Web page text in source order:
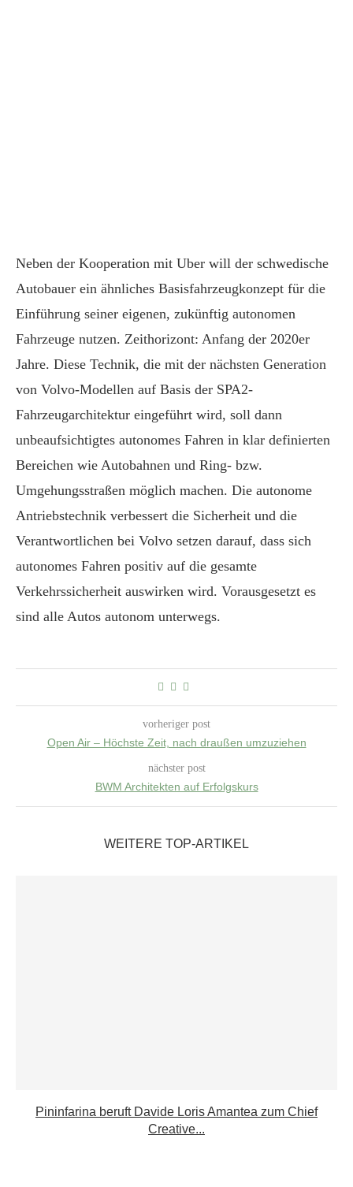
Neben der Kooperation mit Uber will der schwedische
Autobauer ein ähnliches Basisfahrzeugkonzept für die
Einführung seiner eigenen, zukünftig autonomen
Fahrzeuge nutzen. Zeithorizont: Anfang der 2020er
Jahre. Diese Technik, die mit der nächsten Generation
von Volvo-Modellen auf Basis der SPA2-
Fahrzeugarchitektur eingeführt wird, soll dann
unbeaufsichtigtes autonomes Fahren in klar definierten
Bereichen wie Autobahnen und Ring- bzw.
Umgehungsstraßen möglich machen. Die autonome
Antriebstechnik verbessert die Sicherheit und die
Verantwortlichen bei Volvo setzen darauf, dass sich
autonomes Fahren positiv auf die gesamte
Verkehrssicherheit auswirken wird. Vorausgesetzt es
sind alle Autos autonom unterwegs.
vorheriger post
Open Air – Höchste Zeit, nach draußen umzuziehen
nächster post
BWM Architekten auf Erfolgskurs
WEITERE TOP-ARTIKEL
Pininfarina beruft Davide Loris Amantea zum Chief
Creative...